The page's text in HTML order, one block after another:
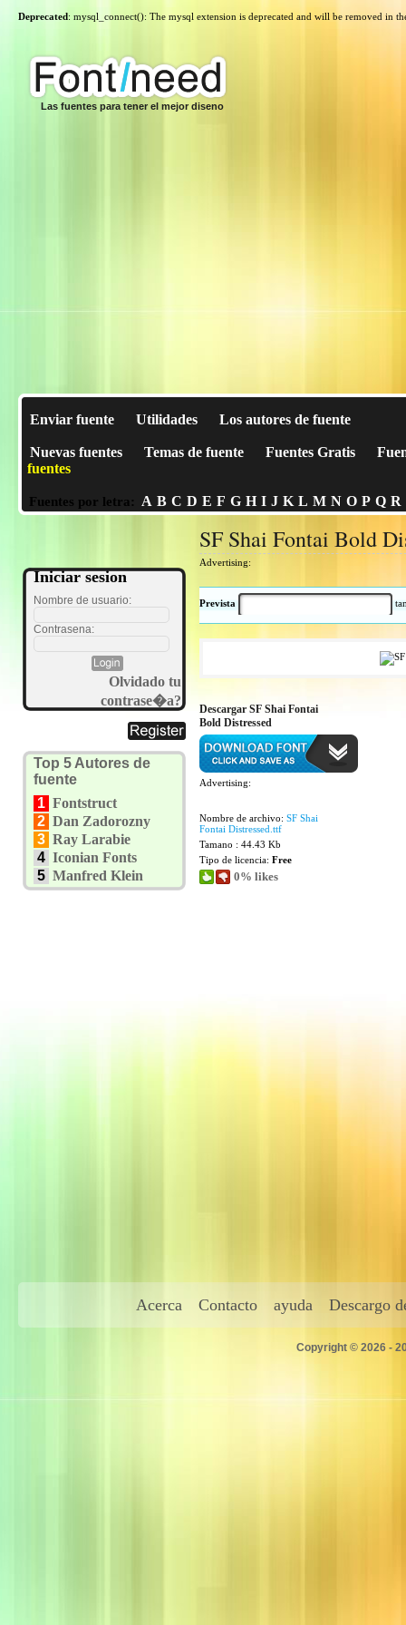
Deprecated: mysql_connect(): The mysql extension is deprecated and will be removed in
Las fuentes para tener el mejor diseno
Enviar fuente Utilidades Los autores de fuente
Nuevas fuentes Temas de fuente Fuentes Gratis
fuentes
Fuentes por letra: A B C D E F G H I J K L M N O P Q R
Iniciar sesion
Nombre de usuario:
Contrasena:
Olvidado tu
contrase�a?
Top 5 Autores de
fuente
1 Fontstruct
2 Dan Zadorozny
3 Ray Larabie
4 Iconian Fonts
5 Manfred Klein
SF Shai Fontai Bold
Advertising:
Prevista
Descargar SF Shai Fontai
Bold Distressed
Advertising:
Nombre de archivo: SF Shai
Fontai Distressed.ttf
Tamano : 44.43 Kb
Tipo de licencia: Free
0% likes
Acerca Contacto ayuda Descargo
Copyright © 2026 -